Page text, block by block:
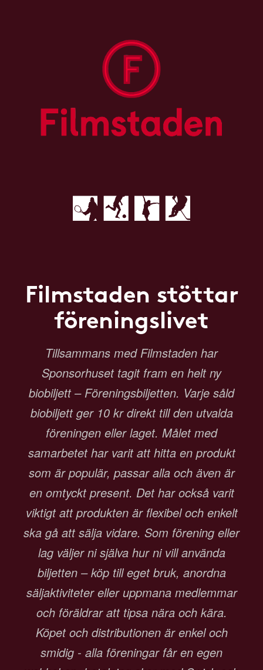
Filmstaden stöttar
föreningslivet
Tillsammans med Filmstaden har
Sponsorhuset tagit fram en helt ny
biobiljett – Föreningsbiljetten. Varje såld
biobiljett ger 10 kr direkt till den utvalda
föreningen eller laget. Målet med
samarbetet har varit att hitta en produkt
som är populär, passar alla och även är
en omtyckt present. Det har också varit
viktigt att produkten är flexibel och enkelt
ska gå att sälja vidare. Som förening eller
lag väljer ni själva hur ni vill använda
biljetten – köp till eget bruk, anordna
säljaktiviteter eller uppmana medlemmar
och föräldrar att tipsa nära och kära.
Köpet och distributionen är enkel och
smidig - alla föreningar får en egen